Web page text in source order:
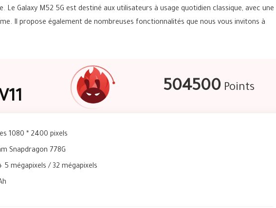
Le Galaxy M52 5G est destiné aux utilisateurs à usage quotidien classique, avec une
Il propose également de nombreuses fonctionnalités que nous vous invitons à
504500Points
1080 * 2400 pixels
Snapdragon 778G
5 mégapixels / 32 mégapixels